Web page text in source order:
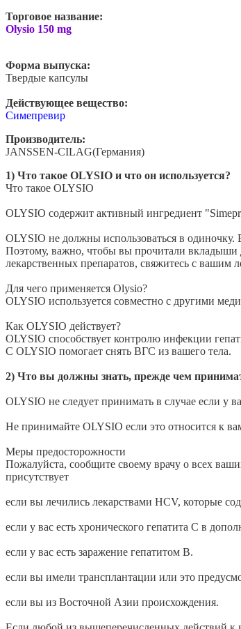
Торговое название:
Olysio 150 mg
Форма выпуска:
Твердые капсулы
Действующее вещество:
Симепревир
Производитель:
JANSSEN-CILAG(Германия)
1) Что такое OLYSIO и что он используется?
Что такое OLYSIO
OLYSIO содержит активный ингредиент
OLYSIO не должны использоваться в
Поэтому, важно, чтобы вы прочитали вкладыши
лекарственных препаратов, свяжитесь с вашим
Для чего применяется Olysio?
OLYSIO используется совместно с другими
Как OLYSIO действует?
OLYSIO способствует контролю инфекции
С OLYSIO помогает снять ВГС из вашего тела.
2) Что вы должны знать, прежде чем
OLYSIO не следует принимать в случае если у
Не принимайте OLYSIO если это относится к
Меры предосторожности
Пожалуйста, сообщите своему врачу о всех
присутствует
если вы лечились лекарствами HCV, которые
если у вас есть хронического гепатита С в
если у вас есть заражение гепатитом В.
если вы имели трансплантации или это
если вы из Восточной Азии происхождения.